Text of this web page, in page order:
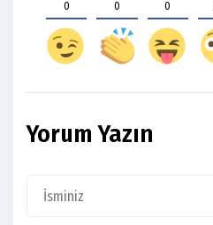
0 0 0
Yorum Yazın